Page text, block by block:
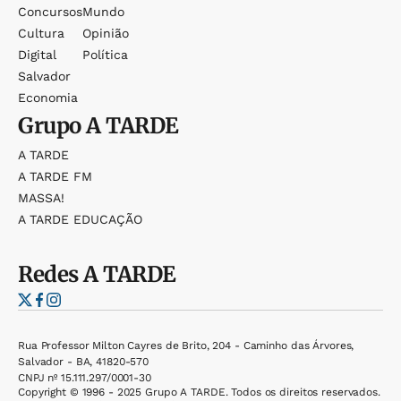
Concursos
Cultura
Digital
Salvador
Economia
Mundo
Opinião
Política
GrupoA TARDE
A TARDE
A TARDE FM
MASSA!
A TARDE EDUCAÇÃO
RedesA TARDE
Rua Professor Milton Cayres de Brito, 204 - Caminho das Árvores,
Salvador - BA, 41820-570
CNPJ nº 15.111.297/0001-30
Copyright © 1996 - 2025 Grupo A TARDE. Todos os direitos reservados.